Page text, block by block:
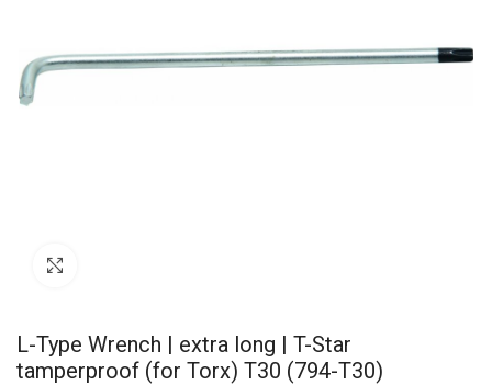
L-Type Wrench | extra long | T-Star
tamperproof (for Torx) T30 (794-T30)